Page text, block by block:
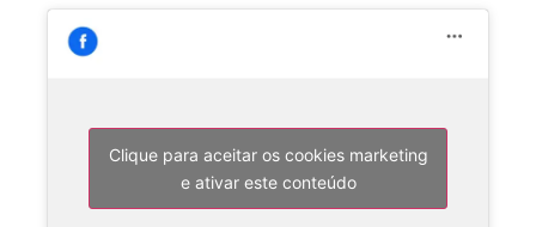
Clique para aceitar os cookies marketing
e ativar este conteúdo